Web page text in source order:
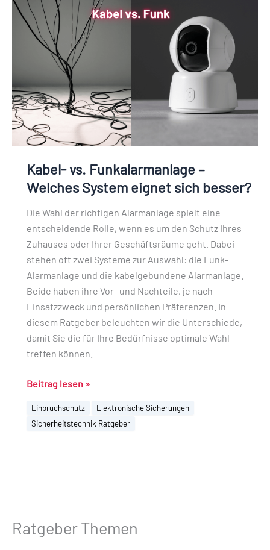
Kabel- vs. Funkalarmanlage –
Welches System eignet sich besser?
Die Wahl der richtigen Alarmanlage spielt eine
entscheidende Rolle, wenn es um den Schutz Ihres
Zuhauses oder Ihrer Geschäftsräume geht. Dabei
stehen oft zwei Systeme zur Auswahl: die Funk-
Alarmanlage und die kabelgebundene Alarmanlage.
Beide haben ihre Vor- und Nachteile, je nach
Einsatzzweck und persönlichen Präferenzen. In
diesem Ratgeber beleuchten wir die Unterschiede,
damit Sie die für Ihre Bedürfnisse optimale Wahl
treffen können.
vs.
Funkalarmanlage
Welches
System
eignet
sich
besser?
Beitrag lesen »
Einbruchschutz
Elektronische Sicherungen
Sicherheitstechnik Ratgeber
Ratgeber Themen